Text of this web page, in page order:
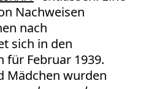
Nachweisen
nach
sich in den
für Februar 1939.
Mädchen wurden